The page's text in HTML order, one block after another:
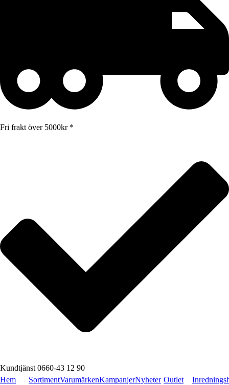
Fri frakt över 5000kr *
Kundtjänst 0660-43 12 90
Hem
SortimentVarumärkenKampanjerNyheter Outlet